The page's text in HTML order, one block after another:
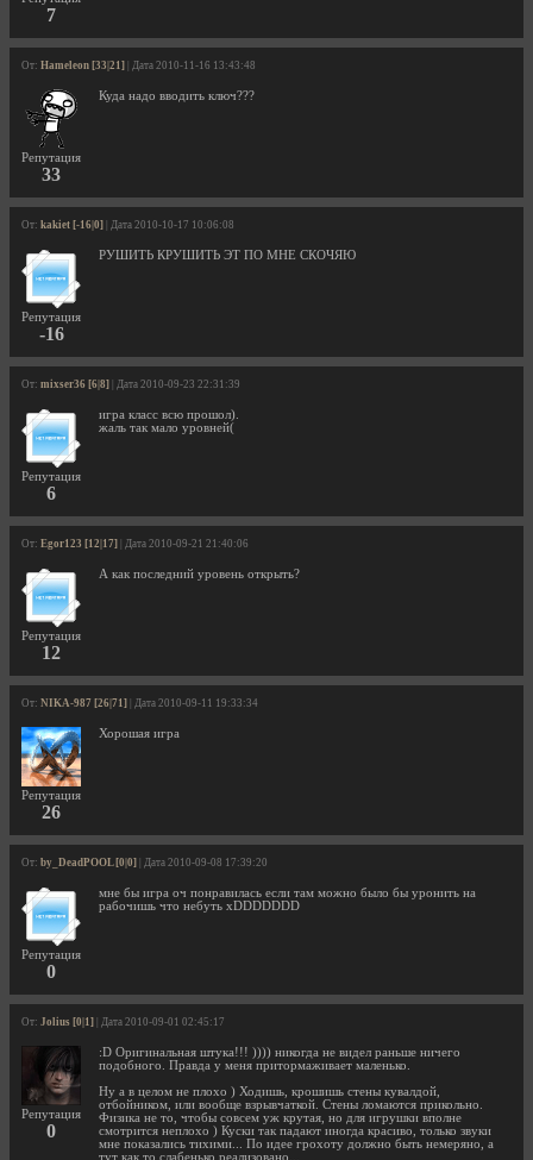
7
От: Hameleon [33|21] | Дата 2010-11-16 13:43:48
Репутация
33
Куда надо вводить ключ???
От: kakiet [-16|0] | Дата 2010-10-17 10:06:08
Репутация
-16
РУШИТЬ КРУШИТЬ ЭТ ПО МНЕ СКОЧЯЮ
От: mixser36 [6|8] | Дата 2010-09-23 22:31:39
Репутация
6
игра класс всю прошол).
жаль так мало уровней(
От: Egor123 [12|17] | Дата 2010-09-21 21:40:06
Репутация
12
А как последний уровень открыть?
От: NIKA-987 [26|71] | Дата 2010-09-11 19:33:34
Репутация
26
Хорошая игра
От: by_DeadPOOL [0|0] | Дата 2010-09-08 17:39:20
Репутация
0
мне бы игра оч понравилась если там можно было бы уронить на
рабочишь что небуть xDDDDDDD
От: Jolius [0|1] | Дата 2010-09-01 02:45:17
Репутация
0
:D Оригинальная штука!!! )))) никогда не видел раньше ничего
подобного. Правда у меня притормаживает маленько.
Ну а в целом не плохо ) Ходишь, крошишь стены кувалдой,
отбойником, или вообще взрывчаткой. Стены ломаются прикольно.
Физика не то, чтобы совсем уж крутая, но для игрушки вполне
смотрится неплохо ) Куски так падают иногда красиво, только звуки
мне показались тихими... По идее грохоту должно быть немеряно, а
тут как то слабенько реализовано...